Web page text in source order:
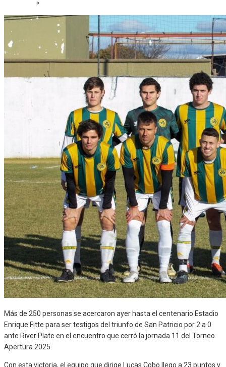
Más de 250 personas se acercaron ayer hasta el centenario Estadio
Enrique Fitte para ser testigos del triunfo de San Patricio por 2 a 0
ante River Plate en el encuentro que cerró la jornada 11 del Torneo
Apertura 2025.
Con esta victoria, el equipo que dirige Lucas Cobo llego a 23 puntos y